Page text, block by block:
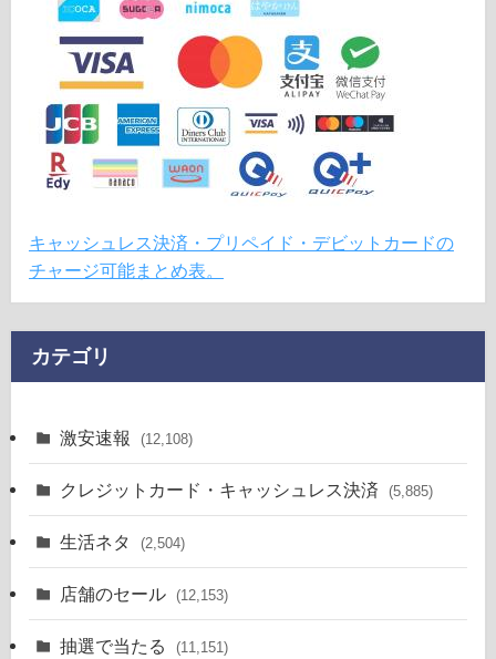
キャッシュレス決済・プリペイド・デビットカードの
チャージ可能まとめ表。
カテゴリ
激安速報 (12,108)
クレジットカード・キャッシュレス決済 (5,885)
生活ネタ (2,504)
店舗のセール (12,153)
抽選で当たる (11,151)